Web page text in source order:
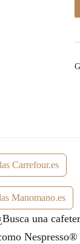
Carrefour.es
Manomano.es
una